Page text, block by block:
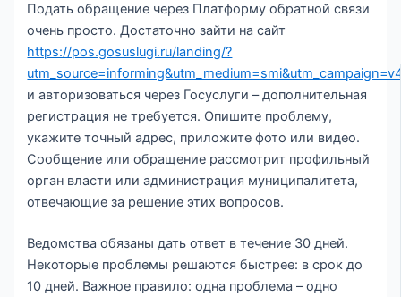
Подать обращение через Платформу обратной связи
очень просто. Достаточно зайти на сайт
https://pos.gosuslugi.ru/landing/?
и авторизоваться через Госуслуги – дополнительная
регистрация не требуется. Опишите проблему,
укажите точный адрес, приложите фото или видео.
Сообщение или обращение рассмотрит профильный
орган власти или администрация муниципалитета,
отвечающие за решение этих вопросов.
Ведомства обязаны дать ответ в течение 30 дней.
Некоторые проблемы решаются быстрее: в срок до
10 дней. Важное правило: одна проблема – одно